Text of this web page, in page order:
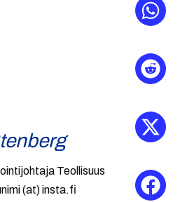
Teollisuus
(at) insta.fi